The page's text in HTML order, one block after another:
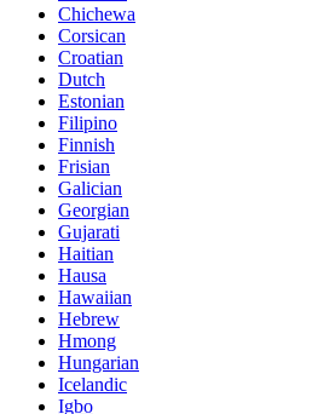
Chichewa
Corsican
Croatian
Dutch
Estonian
Filipino
Finnish
Frisian
Galician
Georgian
Gujarati
Haitian
Hausa
Hawaiian
Hebrew
Hmong
Hungarian
Icelandic
Igbo